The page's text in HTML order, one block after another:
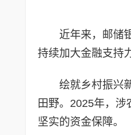
近年来，邮储
持续加大金融支持
绘就乡村振兴
田野。2025年，
坚实的资金保障。